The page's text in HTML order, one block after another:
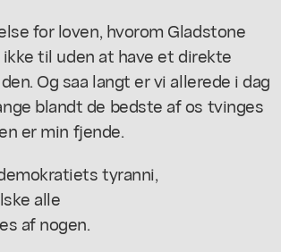
for loven, hvorom Gladstone
ikke til uden at have et direkte
Og saa langt er vi allerede i dag
blandt de bedste af os tvinges
er min fjende.
tyranni,
alle
af nogen.